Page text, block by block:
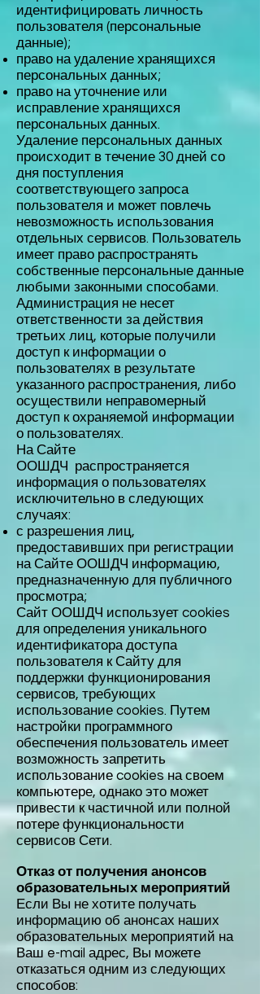
идентифицировать личность
пользователя (персональные
данные);
право на удаление хранящихся
персональных данных;
право на уточнение или
исправление хранящихся
персональных данных.
Удаление персональных данных
происходит в течение 30 дней со
дня поступления
соответствующего запроса
пользователя и может повлечь
невозможность использования
отдельных сервисов. Пользователь
имеет право распространять
собственные персональные данные
любыми законными способами.
Администрация не несет
ответственности за действия
третьих лиц, которые получили
доступ к информации о
пользователях в результате
указанного распространения, либо
осуществили неправомерный
доступ к охраняемой информации
о пользователях.
На Сайте
ООШДЧ распространяется
информация о пользователях
исключительно в следующих
случаях:
с разрешения лиц,
предоставивших при регистрации
на Сайте ООШДЧ информацию,
предназначенную для публичного
просмотра;
Сайт ООШДЧ использует cookies
для определения уникального
идентификатора доступа
пользователя к Сайту для
поддержки функционирования
сервисов, требующих
использование cookies. Путем
настройки программного
обеспечения пользователь имеет
возможность запретить
использование cookies на своем
компьютере, однако это может
привести к частичной или полной
потере функциональности
сервисов Сети.
Отказ от получения анонсов
образовательных мероприятий
Если Вы не хотите получать
информацию об анонсах наших
образовательных мероприятий на
Ваш e-mail адрес, Вы можете
отказаться одним из следующих
способов: